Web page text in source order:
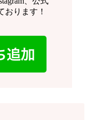
おります！